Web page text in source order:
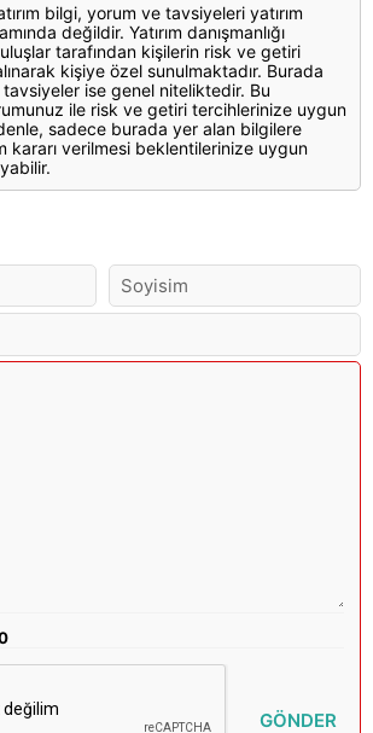
bilgi, yorum ve tavsiyeleri yatırım
değildir. Yatırım danışmanlığı
tarafından kişilerin risk ve getiri
kişiye özel sunulmaktadır. Burada
ise genel niteliktedir. Bu
ile risk ve getiri tercihlerinize uygun
sadece burada yer alan bilgilere
kararı verilmesi beklentilerinize uygun
GÖNDER